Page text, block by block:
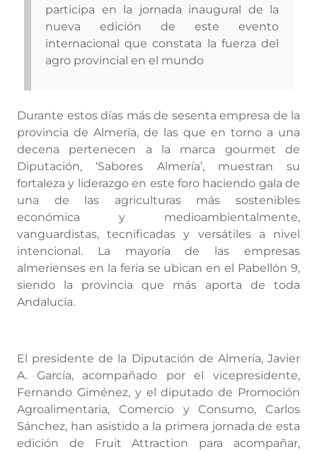
participa en la jornada inaugural de la
nueva edición de este evento
internacional que constata la fuerza del
agro provincial en el mundo
Durante estos días más de sesenta empresa de la
provincia de Almería, de las que en torno a una
decena pertenecen a la marca gourmet de
Diputación, ‘Sabores Almería’, muestran su
fortaleza y liderazgo en este foro haciendo gala de
una de las agriculturas más sostenibles
económica y medioambientalmente,
vanguardistas, tecnificadas y versátiles a nivel
intencional. La mayoría de las empresas
almerienses en la feria se ubican en el Pabellón 9,
siendo la provincia que más aporta de toda
Andalucía.
El presidente de la Diputación de Almería, Javier
A. García, acompañado por el vicepresidente,
Fernando Giménez, y el diputado de Promoción
Agroalimentaria, Comercio y Consumo, Carlos
Sánchez, han asistido a la primera jornada de esta
edición de Fruit Attraction para acompañar,